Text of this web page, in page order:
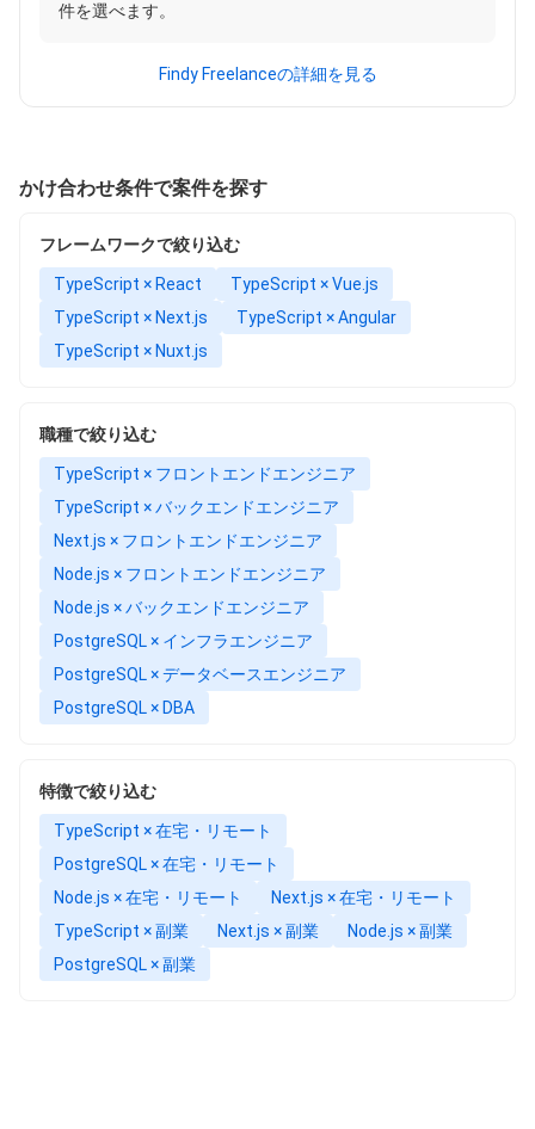
件を選べます。
Findy Freelanceの詳細を見る
かけ合わせ条件で案件を探す
フレームワークで絞り込む
TypeScript × React
TypeScript × Vue.js
TypeScript × Next.js
TypeScript × Angular
TypeScript × Nuxt.js
職種で絞り込む
TypeScript × フロントエンドエンジニア
TypeScript × バックエンドエンジニア
Next.js × フロントエンドエンジニア
Node.js × フロントエンドエンジニア
Node.js × バックエンドエンジニア
PostgreSQL × インフラエンジニア
PostgreSQL × データベースエンジニア
PostgreSQL × DBA
特徴で絞り込む
TypeScript × 在宅・リモート
PostgreSQL × 在宅・リモート
Node.js × 在宅・リモート
Next.js × 在宅・リモート
TypeScript × 副業
Next.js × 副業
Node.js × 副業
PostgreSQL × 副業